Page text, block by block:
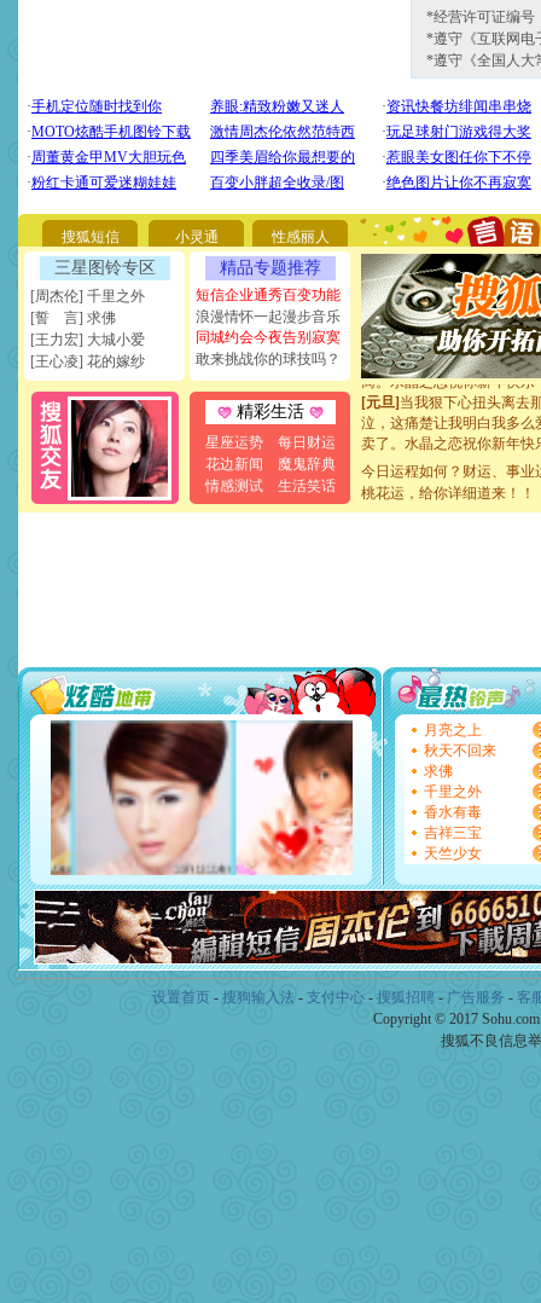
*经营许可证编号
*遵守《互联网电
*遵守《全国人大
搜狐短信 小灵通 性感丽人
三星图铃专区
[周杰伦] 千里之外
[誓 言] 求佛
[王力宏] 大城小爱
[王心凌] 花的嫁纱
精品专题推荐
短信企业通秀百变功能
浪漫情怀一起漫步音乐
同城约会今夜告别寂寞
敢来挑战你的球技吗？
精彩生活
星座运势
每日财运
花边新闻
魔鬼辞典
情感测试
生活笑话
[圣诞节]圣诞节到了，想想
你太多，只有给你五千万
要平安！千万要知足！千
[圣诞节]不只这样的日子才
能正大光明地骚扰你,告诉
[圣诞节] 奉上一颗祝福的心,
如意,快乐,鲜花,一切美好的
[元旦]看到你我会触电；看
断电。爱你是我职业，想
你是我专业！水晶之恋祝你
[元旦]如果上天让我许三个
起；二是再生再世和你在
离。水晶之恋祝你新年快乐
[元旦] 当我狠下心扭头离去
泣，这痛楚让我明白我多
卖了。水晶之恋祝你新年快
[春节]
风柔雨润好月圆，
颜！冬去春来似水如烟，
道一声平安！新年吉祥万事
[春节]传说薰衣草有四片叶
天都要快乐噢!
[圣诞节]奉上一颗祝福的心,
如意,快乐,鲜花,一切美好
[元旦]
看到你我会触电；
断电。爱你是我职业，想
你是我专业！水晶之恋祝你
[元旦]
如果上天让我许三
起；二是再生再世和你在
离。水晶之恋祝你新年快乐
[元旦] 当我狠下心扭头离去
泣，这痛楚让我明白我多
卖了。水晶之恋祝你新年快
[春节]风柔雨润好月圆，半
颜！冬去春来似水如烟，
道一声平安！新年吉祥万事
[春节]传说薰衣草有四片叶
片叶子是希望，第三片叶
送你一棵薰衣草，愿你新年
今日运程如何？财运、事业
桃花运，给你详细道来！！
月亮之上
秋天不回来
求佛
千里之外
香水有毒
吉祥三宝
天竺少女
设置首页 - 搜狗输入法 - 支付中心- 搜狐招聘- 广告服务 - 客
Copyright © 2017
搜狐不良信息